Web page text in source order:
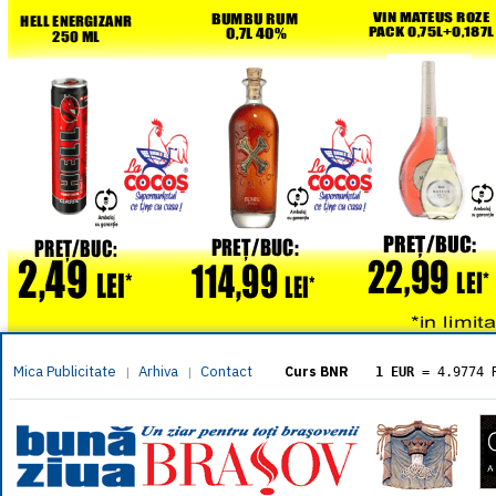
Mica Publicitate | Arhiva | Contact Curs BNR 1 EUR = 4.9774
= 5.8304
1 XAU= 464.4611
1 AED= 1.1933
1 AUD= 2.7957
1 BGN= 2.5449